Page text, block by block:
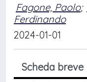
Fagone, Paolo;
Ferdinando
2024-01-01
Scheda breve